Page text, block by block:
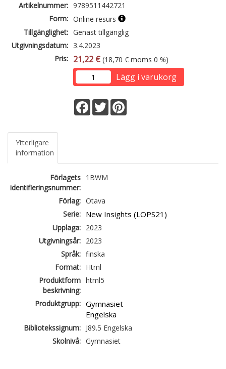
Artikelnummer: 9789511442721
Form: Online resurs
Tillgänglighet: Genast tillgänglig
Utgivningsdatum: 3.4.2023
Pris: 21,22 € (18,70 € moms 0 %)
Lägg i varukorg
Facebook
Twitter
Ytterligare
information
Förlagets
identifieringsnummer:
1BWM
Förlag: Otava
Serie: New Insights (LOPS21)
Upplaga: 2023
Utgivningsår: 2023
Språk: finska
Format: Html
Produktform
beskrivning:
html5
Produktgrupp: Gymnasiet
Engelska
Bibliotekssignum: J89.5 Engelska
Skolnivå: Gymnasiet